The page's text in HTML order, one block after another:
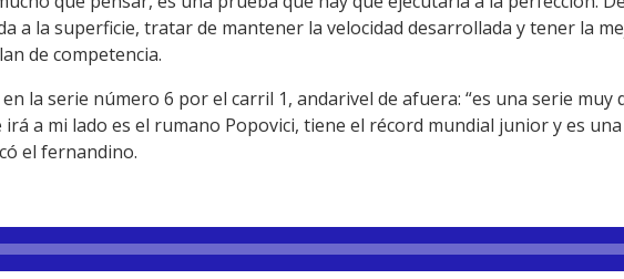
a la superficie, tratar de mantener la velocidad desarrollada y tener la
de competencia.
la serie número 6 por el carril 1, andarivel de afuera: “es una serie muy
a mi lado es el rumano Popovici, tiene el récord mundial junior y es
el fernandino.